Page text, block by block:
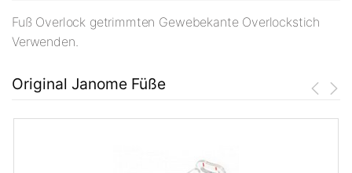
Fuß Overlock getrimmten Gewebekante Overlockstich
Verwenden.
Original Janome Füße